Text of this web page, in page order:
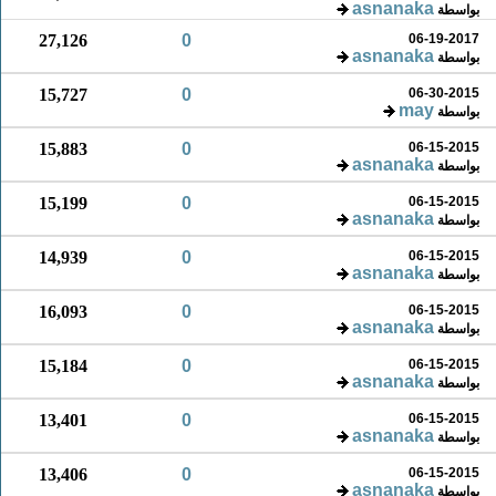
بواسطة asnanaka
06-19-2017
بواسطة asnanaka
0
27,126
06-30-2015
بواسطة may
0
15,727
06-15-2015
بواسطة asnanaka
0
15,883
06-15-2015
بواسطة asnanaka
0
15,199
06-15-2015
بواسطة asnanaka
0
14,939
06-15-2015
بواسطة asnanaka
0
16,093
06-15-2015
بواسطة asnanaka
0
15,184
06-15-2015
بواسطة asnanaka
0
13,401
06-15-2015
بواسطة asnanaka
0
13,406